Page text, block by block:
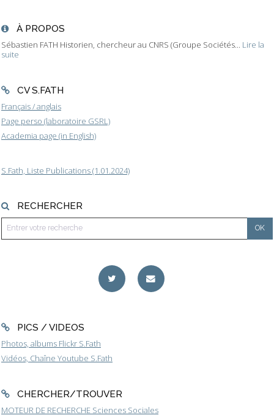
À PROPOS
Sébastien FATH Historien, chercheur au CNRS (Groupe Sociétés... Lire la
suite
CV S.FATH
Français / anglais
Page perso (laboratoire GSRL)
Academia page (in English)
S.Fath, Liste Publications (1.01.2024)
RECHERCHER
PICS / VIDEOS
Photos, albums Flickr S.Fath
Vidéos, Chaîne Youtube S.Fath
CHERCHER/TROUVER
MOTEUR DE RECHERCHE Sciences Sociales